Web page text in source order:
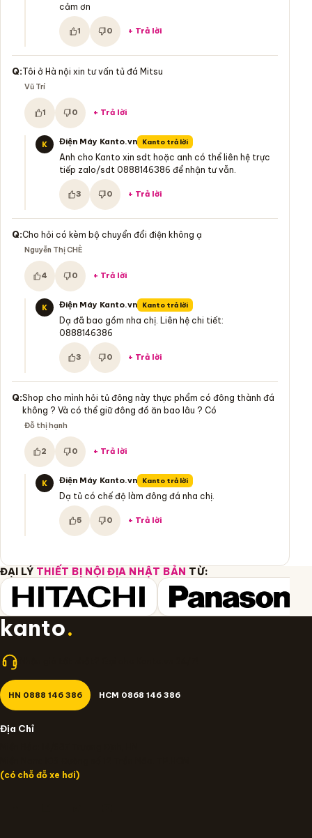
cảm ơn
Hữu ích:
1 Không hữu ích:
0 + Trả lời
Q:Tôi ở Hà nội xin tư vấn tủ đá Mitsu
Vũ Trí
Hữu ích:
1 Không hữu ích:
0 + Trả lời
K Điện Máy Kanto.vn Kanto trả lời
Anh cho Kanto xin sdt hoặc anh có thể liên hệ trực
tiếp zalo/sdt 0888146386 để nhận tư vẫn.
Hữu ích:
3 Không hữu ích:
0 + Trả lời
Q:Cho hỏi có kèm bộ chuyển đổi điện không ạ
Nguyễn Thị CHÈ
Hữu ích:
4 Không hữu ích:
0 + Trả lời
K Điện Máy Kanto.vn Kanto trả lời
Dạ đã bao gồm nha chị. Liên hệ chi tiết:
0888146386
Hữu ích:
3 Không hữu ích:
0 + Trả lời
Q:Shop cho mình hỏi tủ đông này thực phẩm có đông thành đá
không ? Và có thể giữ đông đồ ăn bao lâu ? Có
Đỗ thị hạnh
Hữu ích:
2 Không hữu ích:
0 + Trả lời
K Điện Máy Kanto.vn Kanto trả lời
Dạ tủ có chế độ làm đông đá nha chị.
Hữu ích:
5 Không hữu ích:
0 + Trả lời
ĐẠI LÝ THIẾT BỊ NỘI ĐỊA NHẬT BẢN TỪ:
kanto.
HN 0888 146 386 HCM 0868 146 386
Địa Chỉ
(có chỗ đỗ xe hơi)